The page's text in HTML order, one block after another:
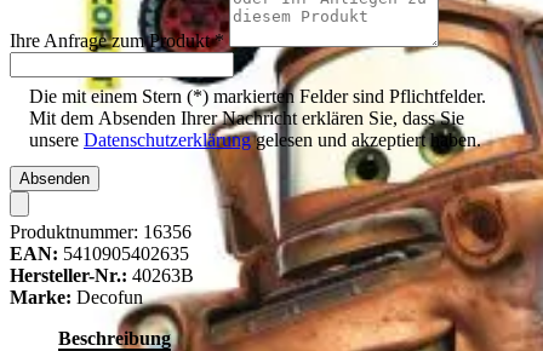
Ihre Anfrage zum Produkt*
Die mit einem Stern (*) markierten Felder sind Pflichtfelder.
Mit dem Absenden Ihrer Nachricht erklären Sie, dass Sie
unsere Datenschutzerklärunggelesen und akzeptiert haben.
Absenden
Produktnummer: 16356
EAN: 5410905402635
Hersteller-Nr.: 40263B
Marke: Decofun
Beschreibung